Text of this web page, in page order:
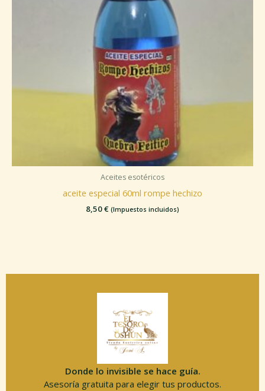
Aceites esotéricos
aceite especial 60ml rompe hechizo
8,50€ (Impuestos incluidos)
Donde lo invisible se hace guía.
Asesoría gratuita para elegir tus productos.